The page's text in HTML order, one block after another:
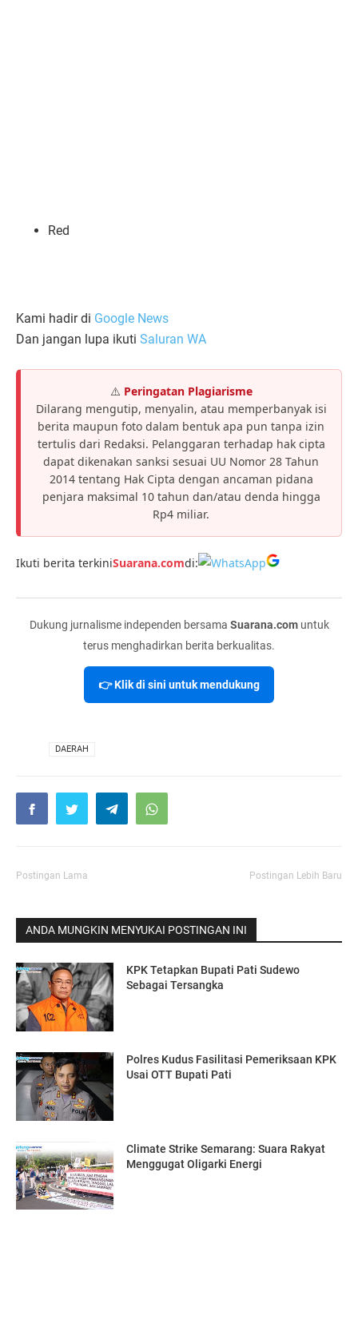
Red
Kami hadir di Google News
Dan jangan lupa ikuti Saluran WA
⚠️ Peringatan Plagiarisme
Dilarang mengutip, menyalin, atau memperbanyak isi
berita maupun foto dalam bentuk apa pun tanpa izin
tertulis dari Redaksi. Pelanggaran terhadap hak cipta
dapat dikenakan sanksi sesuai UU Nomor 28 Tahun
2014 tentang Hak Cipta dengan ancaman pidana
penjara maksimal 10 tahun dan/atau denda hingga
Rp4 miliar.
Ikuti berita terkiniSuarana.comdi:
Dukung jurnalisme independen bersama Suarana.comuntuk
terus menghadirkan berita berkualitas.
👉 Klik di sini untuk mendukung
DAERAH
Postingan Lama Postingan Lebih Baru
ANDA MUNGKIN MENYUKAI POSTINGAN INI
KPK Tetapkan Bupati Pati Sudewo
Sebagai Tersangka
Polres Kudus Fasilitasi Pemeriksaan KPK
Usai OTT Bupati Pati
Climate Strike Semarang: Suara Rakyat
Menggugat Oligarki Energi